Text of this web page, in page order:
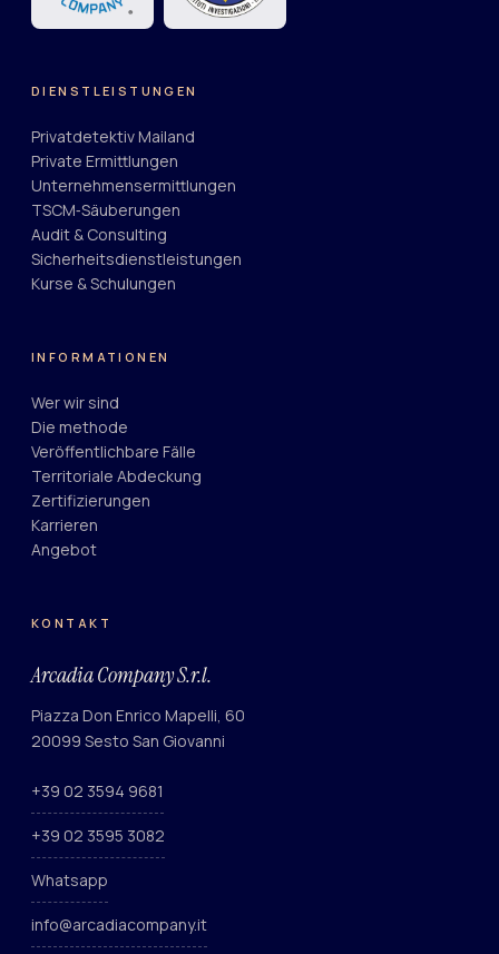
DIENSTLEISTUNGEN
Privatdetektiv Mailand
Private Ermittlungen
Unternehmensermittlungen
TSCM‑Säuberungen
Audit & Consulting
Sicherheitsdienstleistungen
Kurse & Schulungen
INFORMATIONEN
Wer wir sind
Die methode
Veröffentlichbare Fälle
Territoriale Abdeckung
Zertifizierungen
Karrieren
Angebot
KONTAKT
Arcadia Company S.r.l.
Piazza Don Enrico Mapelli, 60
20099 Sesto San Giovanni
+39 02 3594 9681
+39 02 3595 3082
Whatsapp
info@arcadiacompany.it